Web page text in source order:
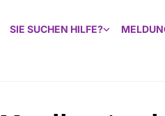
SIE SUCHEN HILFE?